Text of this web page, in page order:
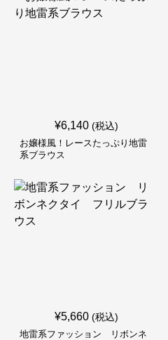
¥6,140 (税込)
お嬢様風！レースたっぷり地雷
系ブラウス
¥5,660 (税込)
地雷系ファッション リボンネ